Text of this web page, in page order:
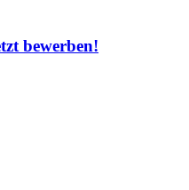
bewerben!